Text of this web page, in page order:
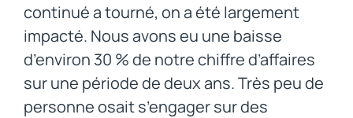
continué a tourné, on a été largement
impacté. Nous avons eu une baisse
d’environ 30 % de notre chiffre d’affaires
sur une période de deux ans. Très peu de
personne osait s’engager sur des